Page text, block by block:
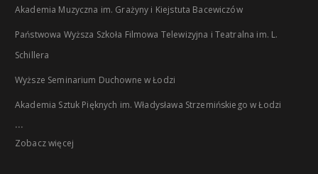
Akademia Muzyczna im. Grażyny i Kiejstuta Bacewiczów
Państwowa Wyższa Szkoła Filmowa Telewizyjna i Teatralna im. L.
Schillera
Wyższe Seminarium Duchowne w Łodzi
Akademia Sztuk Pięknych im. Władysława Strzemińskiego w Łodzi
...
Zobacz więcej